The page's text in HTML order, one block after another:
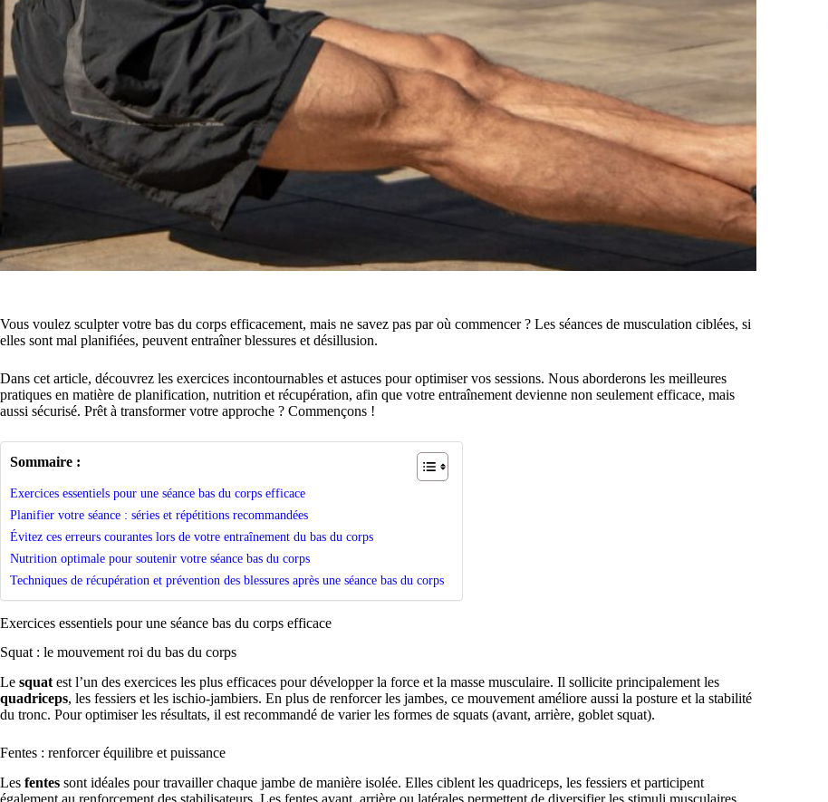
Vous voulez sculpter votre bas du corps efficacement, mais ne savez pas par où commencer ? Les séances de musculation ciblées, si
elles sont mal planifiées, peuvent entraîner blessures et désillusion.
Dans cet article, découvrez les exercices incontournables et astuces pour optimiser vos sessions. Nous aborderons les meilleures
pratiques en matière de planification, nutrition et récupération, afin que votre entraînement devienne non seulement efficace, mais
aussi sécurisé. Prêt à transformer votre approche ? Commençons !
Sommaire :
Exercices essentiels pour une séance bas du corps efficace
Planifier votre séance : séries et répétitions recommandées
Évitez ces erreurs courantes lors de votre entraînement du bas du corps
Nutrition optimale pour soutenir votre séance bas du corps
Techniques de récupération et prévention des blessures après une séance bas du corps
Exercices essentiels pour une séance bas du corps efficace
Squat : le mouvement roi du bas du corps
Le squat est l’un des exercices les plus efficaces pour développer la force et la masse musculaire. Il sollicite principalement les
quadriceps, les fessiers et les ischio-jambiers. En plus de renforcer les jambes, ce mouvement améliore aussi la posture et la stabilité
du tronc. Pour optimiser les résultats, il est recommandé de varier les formes de squats (avant, arrière, goblet squat).
Fentes : renforcer équilibre et puissance
Les fentes sont idéales pour travailler chaque jambe de manière isolée. Elles ciblent les quadriceps, les fessiers et participent
également au renforcement des stabilisateurs. Les fentes avant, arrière ou latérales permettent de diversifier les stimuli musculaires.